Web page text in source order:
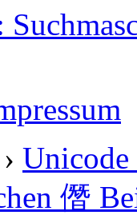
› Unicode
僭